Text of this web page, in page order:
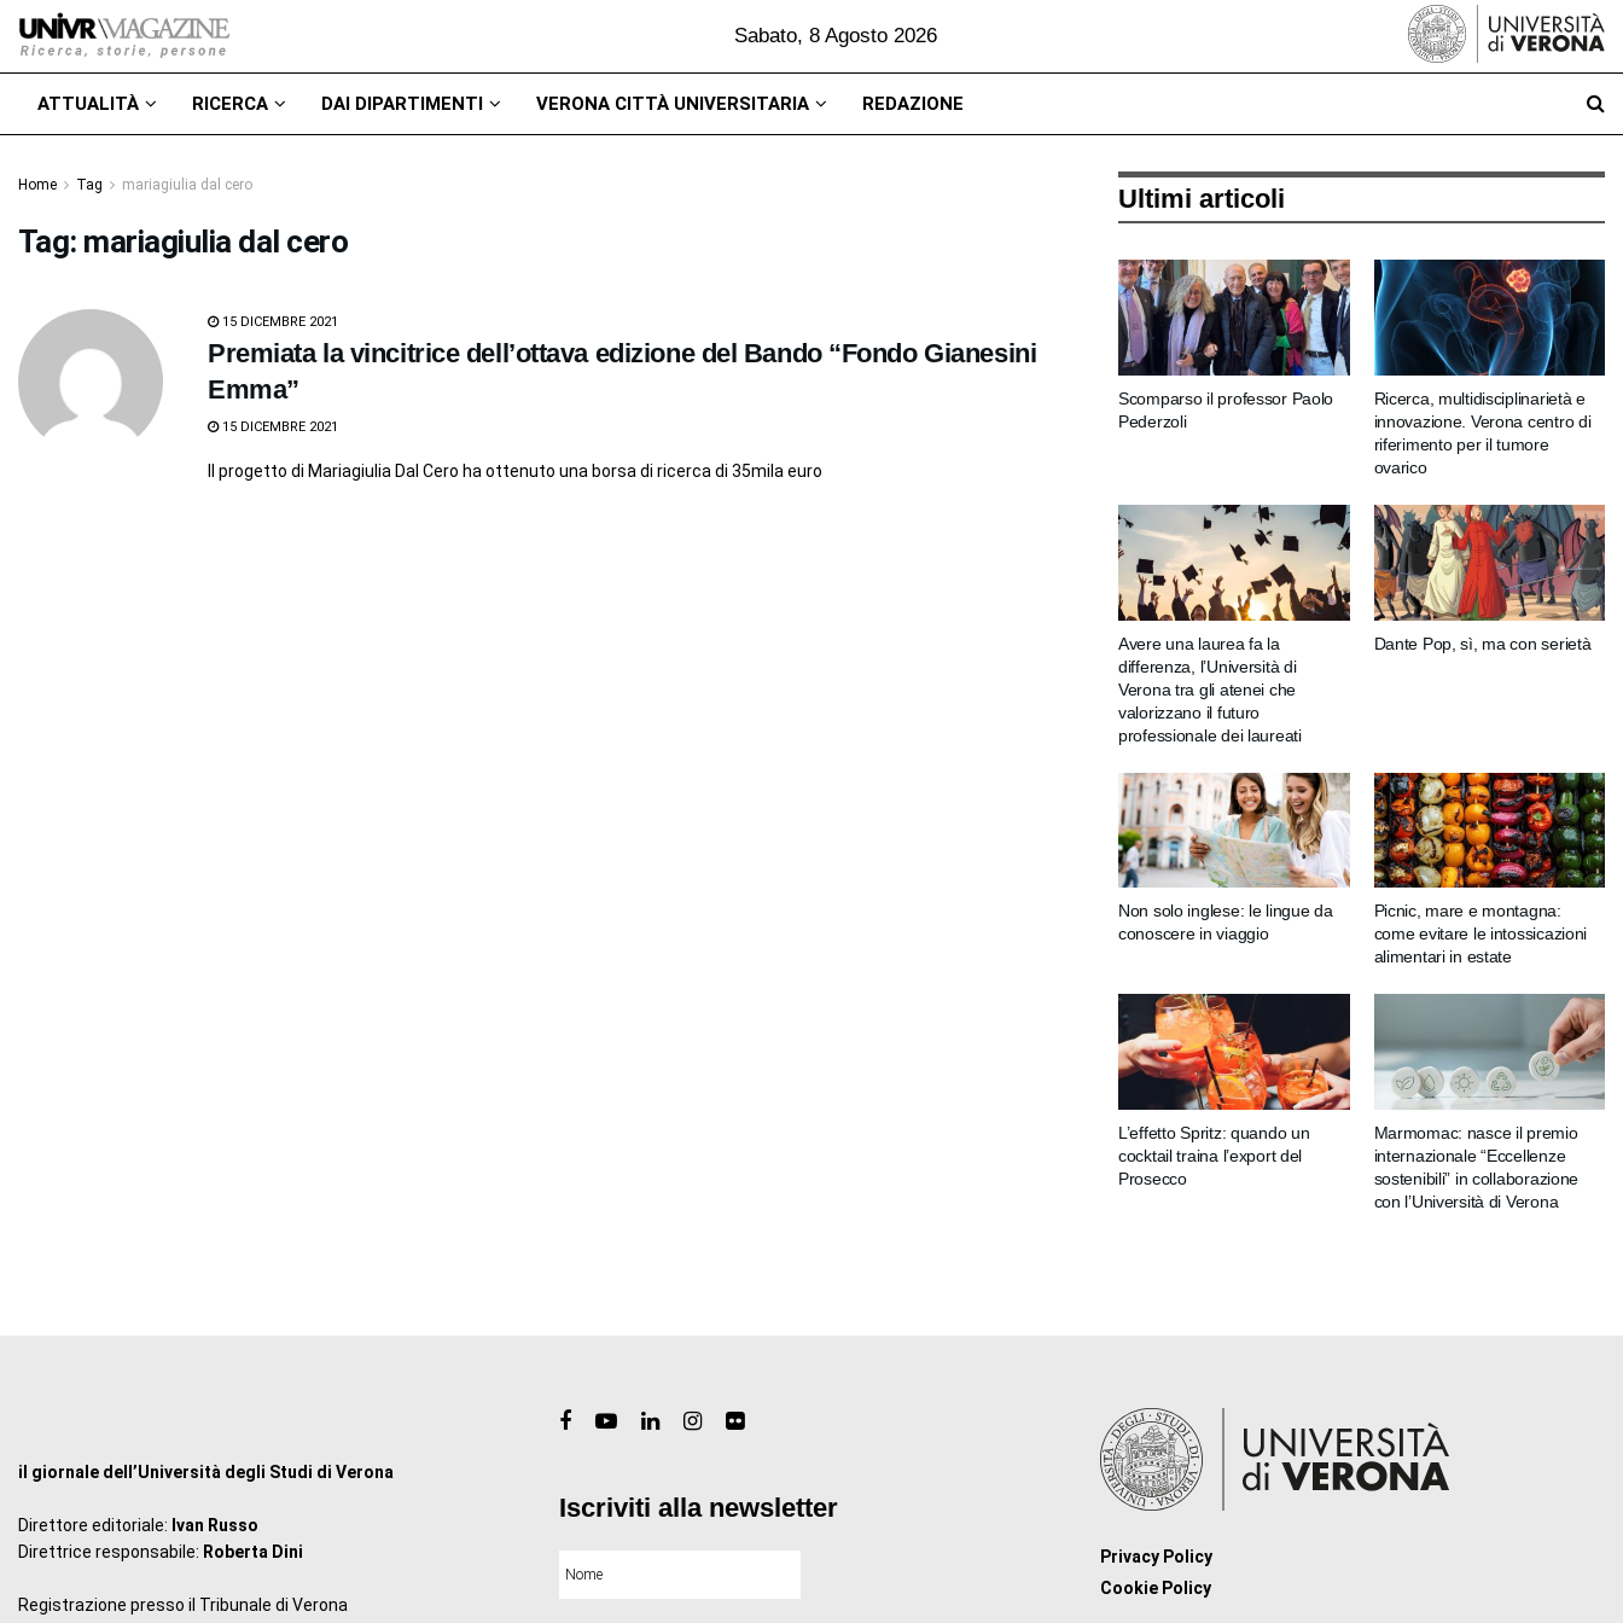
Sabato, 8 Agosto 2026
ATTUALITÀ RICERCA DAI DIPARTIMENTI VERONA CITTÀ UNIVERSITARIA REDAZIONE
Home Tag mariagiulia dal cero
Tag: mariagiulia dal cero
15 DICEMBRE 2021
Premiata la vincitrice dell’ottava edizione del Bando “Fondo Gianesini
Emma”
15 DICEMBRE 2021
Il progetto di Mariagiulia Dal Cero ha ottenuto una borsa di ricerca di 35mila euro
Ultimi articoli
Scomparso il professor Paolo
Pederzoli
Ricerca, multidisciplinarietà e
innovazione. Verona centro di
riferimento per il tumore
ovarico
Avere una laurea fa la
differenza, l’Università di
Verona tra gli atenei che
valorizzano il futuro
professionale dei laureati
Dante Pop, sì, ma con serietà
Non solo inglese: le lingue da
conoscere in viaggio
Picnic, mare e montagna:
come evitare le intossicazioni
alimentari in estate
L’effetto Spritz: quando un
cocktail traina l’export del
Prosecco
Marmomac: nasce il premio
internazionale “Eccellenze
sostenibili” in collaborazione
con l’Università di Verona
il giornale dell’Università degli Studi di Verona
Direttore editoriale: Ivan Russo
Direttrice responsabile: Roberta Dini
Registrazione presso il Tribunale di Verona
Iscriviti alla newsletter
Privacy Policy
Cookie Policy